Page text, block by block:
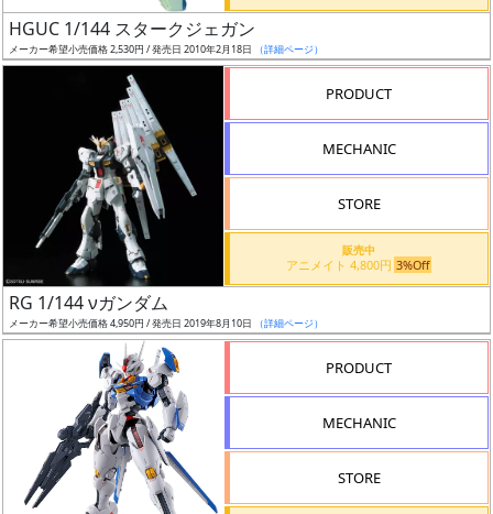
割
引
HGUC 1/144 スタークジェガン
メーカー希望小売価格 2,530円 / 発売日 2010年2月18日 （詳細ページ）
PRODUCT
MECHANIC
STORE
販売中
アニメイト 4,800円 3%Off
RG 1/144 νガンダム
メーカー希望小売価格 4,950円 / 発売日 2019年8月10日 （詳細ページ）
PRODUCT
MECHANIC
STORE